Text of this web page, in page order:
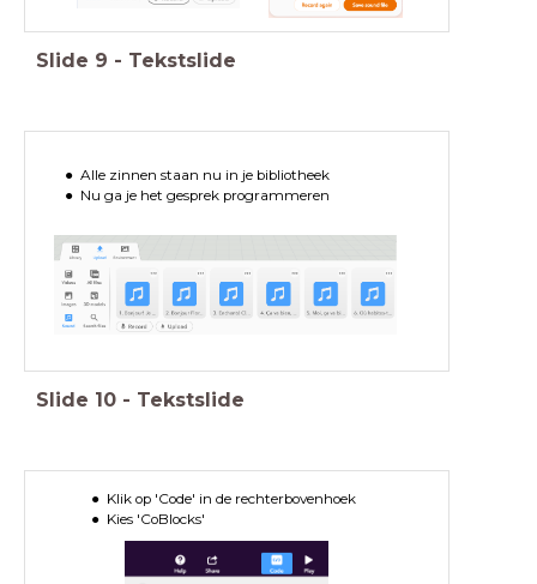
Slide 9 - Tekstslide
Alle zinnen staan nu in je bibliotheek
Nu ga je het gesprek programmeren
Slide 10 - Tekstslide
Klik op 'Code' in de rechterbovenhoek
Kies 'CoBlocks'